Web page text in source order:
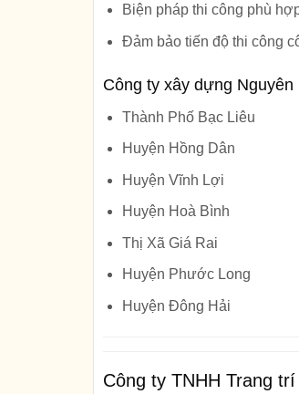
Biện pháp thi công phù
Đảm bảo tiến độ thi công
Công ty xây dựng
Thành Phố Bạc Liêu
Huyện Hồng Dân
Huyện Vĩnh Lợi
Huyện Hoà Bình
Thị Xã Giá Rai
Huyện Phước Long
Huyện Đông Hải
Công ty TNHH Trang